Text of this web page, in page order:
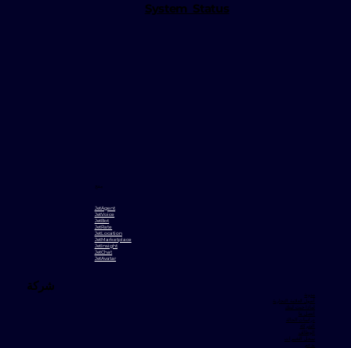
System Status
منتج
JetAgent
JetVoice
JetBot
JetRate
JetLocation
JetMarketplace
JetInsight
JetChat
JetAvatar
شركة
مدونة
أصول العلامة التجارية
لماذا جيت لينك
اتصل بنا
دراسات الحالة
الشركاء
الوظائف
سجل التغييرات
يدعم